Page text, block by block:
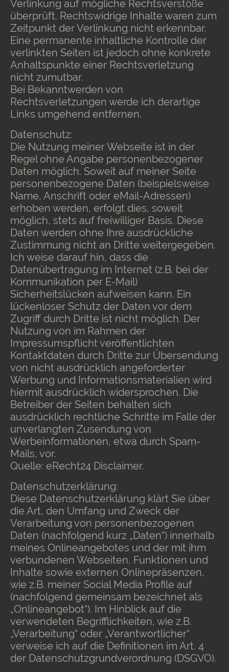
Verlinkung auf mögliche Rechtsverstöße
überprüft. Rechtswidrige Inhalte waren zum
Zeitpunkt der Verlinkung nicht erkennbar.
Eine permanente inhaltliche Kontrolle der
verlinkten Seiten ist jedoch ohne konkrete
Anhaltspunkte einer Rechtsverletzung
nicht zumutbar.
Bei Bekanntwerden von
Rechtsverletzungen werde ich derartige
Links umgehend entfernen.
Datenschutz:
Die Nutzung meiner Webseite ist in der
Regel ohne Angabe personenbezogener
Daten möglich. Soweit auf meiner Seite
personenbezogene Daten (beispielsweise
Name, Anschrift oder eMail-Adressen)
erhoben werden, erfolgt dies, soweit
möglich, stets auf freiwilliger Basis. Diese
Daten werden ohne Ihre ausdrückliche
Zustimmung nicht an Dritte weitergegeben.
Ich weise darauf hin, dass die
Datenübertragung im Internet (z.B. bei der
Kommunikation per E-Mail)
Sicherheitslücken aufweisen kann. Ein
lückenloser Schutz der Daten vor dem
Zugriff durch Dritte ist nicht möglich. Der
Nutzung von im Rahmen der
Impressumspflicht veröffentlichten
Kontaktdaten durch Dritte zur Übersendung
von nicht ausdrücklich angeforderter
Werbung und Informationsmaterialien wird
hiermit ausdrücklich widersprochen. Die
Betreiber der Seiten behalten sich
ausdrücklich rechtliche Schritte im Falle der
unverlangten Zusendung von
Werbeinformationen, etwa durch Spam-
Mails, vor.
Quelle: eRecht24 Disclaimer.
Datenschutzerklärung:
Diese Datenschutzerklärung klärt Sie über
die Art, den Umfang und Zweck der
Verarbeitung von personenbezogenen
Daten (nachfolgend kurz „Daten“) innerhalb
meines Onlineangebotes und der mit ihm
verbundenen Webseiten, Funktionen und
Inhalte sowie externen Onlinepräsenzen,
wie z.B. meiner Social Media Profile auf
(nachfolgend gemeinsam bezeichnet als
„Onlineangebot“). Im Hinblick auf die
verwendeten Begrifflichkeiten, wie z.B.
„Verarbeitung“ oder „Verantwortlicher“
verweise ich auf die Definitionen im Art. 4
der Datenschutzgrundverordnung (DSGVO).